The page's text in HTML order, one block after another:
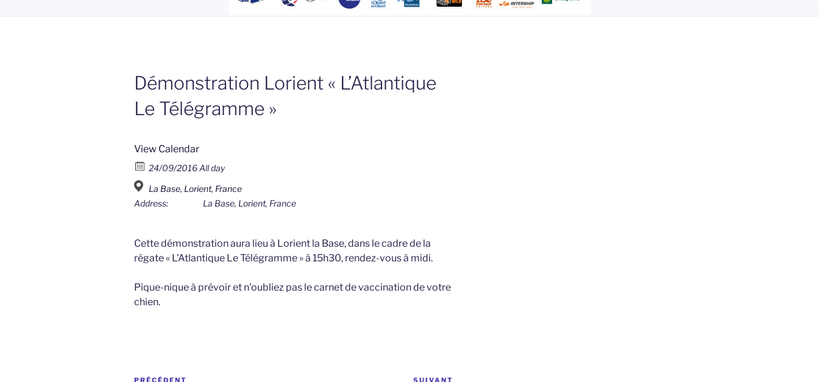
Démonstration Lorient « L’Atlantique
Le Télégramme »
View Calendar
24/09/2016 All day
La Base, Lorient, France
Address:
La Base, Lorient, France
Cette démonstration aura lieu à Lorient la Base, dans le cadre de la
régate « L’Atlantique Le Télégramme » à 15h30, rendez-vous à midi.
Pique-nique à prévoir et n'oubliez pas le carnet de vaccination de votre
chien.
Navigation
PRÉCÉDENT SUIVANT